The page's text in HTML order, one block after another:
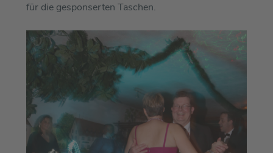
für die gesponserten Taschen.